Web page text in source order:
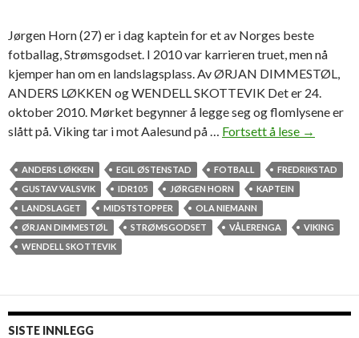
Jørgen Horn (27) er i dag kaptein for et av Norges beste
fotballag, Strømsgodset. I 2010 var karrieren truet, men nå
kjemper han om en landslagsplass. Av ØRJAN DIMMESTØL,
ANDERS LØKKEN og WENDELL SKOTTEVIK Det er 24.
oktober 2010. Mørket begynner å legge seg og flomlysene er
slått på. Viking tar i mot Aalesund på … Fortsett å lese F
a
l
→
ANDERS LØKKEN EGIL ØSTENSTAD FOTBALL
FREDRIKSTAD
GUSTAV VALSVIK
IDR105 JØRGEN HORN
KAPTEIN
LANDSLAGET
MIDSTSTOPPER
OLA NIEMANN
ØRJAN DIMMESTØL
STRØMSGODSET VÅLERENGA
VIKING
WENDELL SKOTTEVIK
SISTE INNLEGG